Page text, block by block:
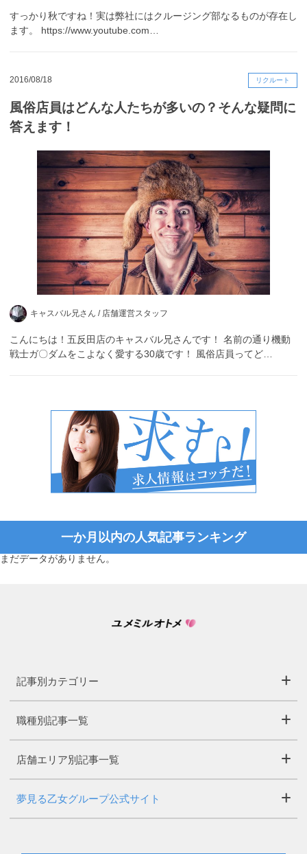
すっかり秋ですね！実は弊社にはクルージング部なるものが存在し
ます。 https://www.youtube.com…
2016/08/18 リクルート
風俗店員はどんな人たちが多いの？そんな疑問に
答えます！
キャスバル兄さん / 店舗運営スタッフ
こんにちは！五反田店のキャスバル兄さんです！ 名前の通り機動
戦士ガ〇ダムをこよなく愛する30歳です！ 風俗店員ってど…
一か月以内の人気記事ランキング
まだデータがありません。
記事別カテゴリー
職種別記事一覧
店舗エリア別記事一覧
夢見る乙女グループ公式サイト